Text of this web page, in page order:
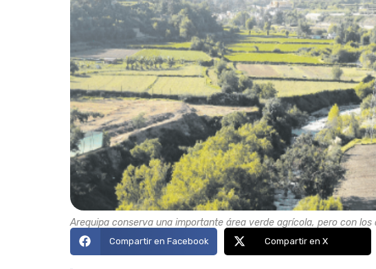
Arequipa conserva una importante área verde agrícola, pero con
Compartir en Facebook Compartir en X